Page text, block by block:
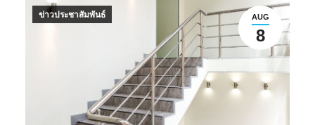
AUG
8
ข่าวประชาสัมพันธ์